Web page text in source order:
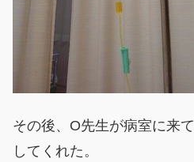
その後、O先生が病室に来
してくれた。